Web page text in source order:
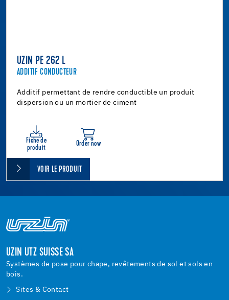
UZIN PE 262 L
ADDITIF CONDUCTEUR
Additif permettant de rendre conductible un produit
dispersion ou un mortier de ciment
Fiche de
produit
Order now
VOIR LE PRODUIT
UZIN UTZ SUISSE SA
Systèmes de pose pour chape, revêtements de sol et sols en
bois.
Sites & Contact